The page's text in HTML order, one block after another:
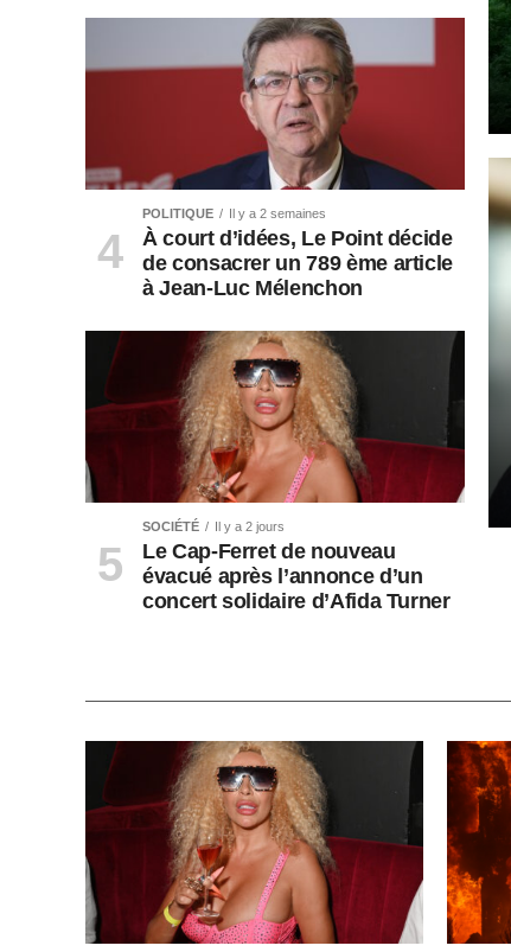
POLITIQUE Il y a 2 semaines
À court d’idées, Le Point décide
de consacrer un 789 ème article
à Jean-Luc Mélenchon
SOCIÉTÉ Il y a 2 jours
Le Cap-Ferret de nouveau
évacué après l’annonce d’un
concert solidaire d’Afida Turner